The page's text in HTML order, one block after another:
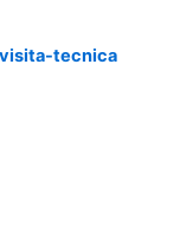
tecnica